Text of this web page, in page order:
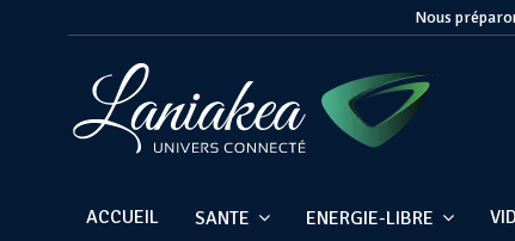
Nous
ACCUEIL SANTE ENERGIE-LIBRE